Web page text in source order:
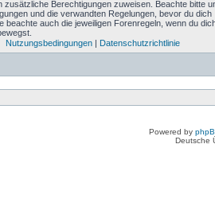
zusätzliche Berechtigungen zuweisen. Beachte bitte
und die verwandten Regelungen, bevor du dich
beachte auch die jeweiligen Forenregeln, wenn du
Nutzungsbedingungen| Datenschutzrichtlinie
Powered by
Deutsche